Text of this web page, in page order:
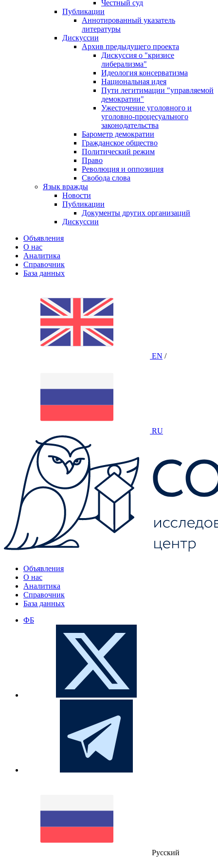
Честный суд
Публикации
Аннотированный указатель
литературы
Дискуссии
Архив предыдущего проекта
Дискуссия о "кризисе
либерализма"
Идеология консерватизма
Национальная идея
Пути легитимации "управляемой
демократии"
Ужесточение уголовного и
уголовно-процесуального
законодательства
Барометр демократии
Гражданское общество
Политический режим
Право
Революция и оппозиция
Свобода слова
Язык вражды
Новости
Публикации
Документы других организаций
Дискуссии
Объявления
О нас
Аналитика
Справочник
База данных
EN /
RU
Объявления
О нас
Аналитика
Справочник
База данных
ФБ
Русский